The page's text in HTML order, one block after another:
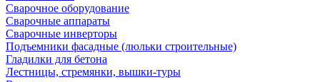
Сварочное оборудование
Сварочные аппараты
Сварочные инверторы
Подъемники фасадные (люльки строительные)
Гладилки для бетона
Лестницы, стремянки, вышки-туры